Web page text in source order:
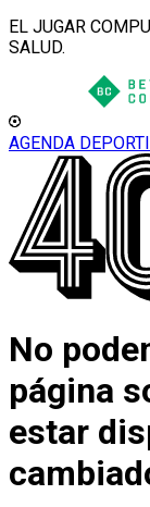
EL JUGAR
SALUD.
AGENDA
No
página
estar